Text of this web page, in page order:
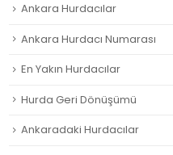
Ankara Hurdacılar
Ankara Hurdacı Numarası
En Yakın Hurdacılar
Hurda Geri Dönüşümü
Ankaradaki Hurdacılar